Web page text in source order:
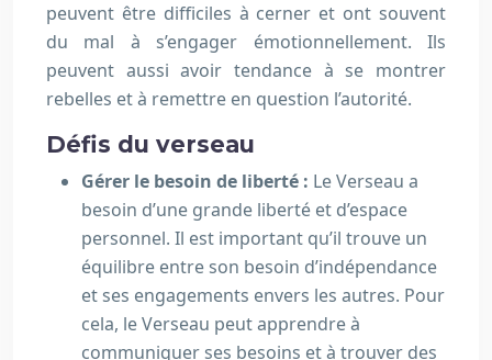
peuvent être difficiles à cerner et ont souvent
du mal à s’engager émotionnellement. Ils
peuvent aussi avoir tendance à se montrer
rebelles et à remettre en question l’autorité.
Défis du verseau
Gérer le besoin de liberté : Le Verseau a
besoin d’une grande liberté et d’espace
personnel. Il est important qu’il trouve un
équilibre entre son besoin d’indépendance
et ses engagements envers les autres. Pour
cela, le Verseau peut apprendre à
communiquer ses besoins et à trouver des